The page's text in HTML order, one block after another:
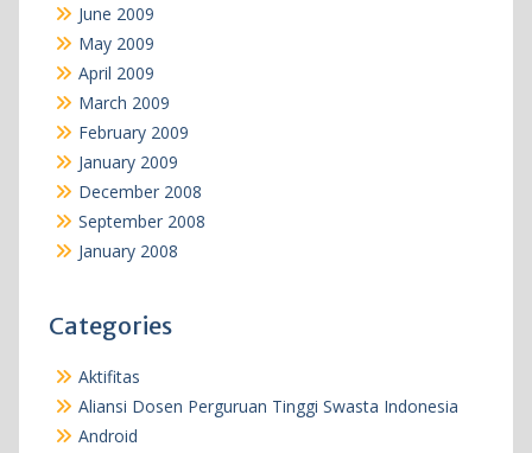
June 2009
May 2009
April 2009
March 2009
February 2009
January 2009
December 2008
September 2008
January 2008
Categories
Aktifitas
Aliansi Dosen Perguruan Tinggi Swasta Indonesia
Android